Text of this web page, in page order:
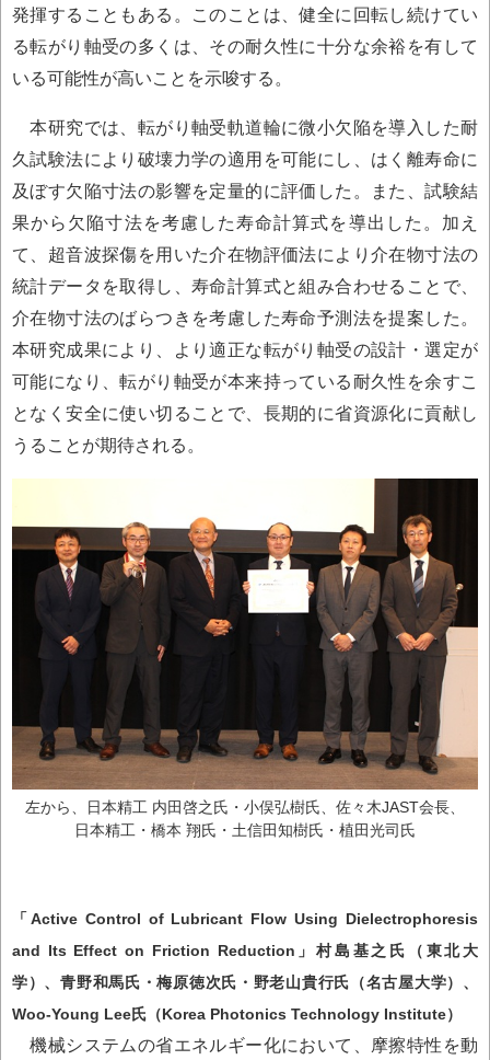
発揮することもある。このことは、健全に回転し続けてい
る転がり軸受の多くは、その耐久性に十分な余裕を有して
いる可能性が高いことを示唆する。
本研究では、転がり軸受軌道輪に微小欠陥を導入した耐
久試験法により破壊力学の適用を可能にし、はく離寿命に
及ぼす欠陥寸法の影響を定量的に評価した。また、試験結
果から欠陥寸法を考慮した寿命計算式を導出した。加え
て、超音波探傷を用いた介在物評価法により介在物寸法の
統計データを取得し、寿命計算式と組み合わせることで、
介在物寸法のばらつきを考慮した寿命予測法を提案した。
本研究成果により、より適正な転がり軸受の設計・選定が
可能になり、転がり軸受が本来持っている耐久性を余すこ
となく安全に使い切ることで、長期的に省資源化に貢献し
うることが期待される。
左から、日本精工 内田啓之氏・小俣弘樹氏、佐々木JAST会長、
日本精工・橋本 翔氏・土信田知樹氏・植田光司氏
「Active Control of Lubricant Flow Using Dielectrophoresis
and Its Effect on Friction Reduction」村島基之氏（東北大
学）、青野和馬氏・梅原徳次氏・野老山貴行氏（名古屋大学）、
Woo-Young Lee氏（Korea Photonics Technology Institute）
機械システムの省エネルギー化において、摩擦特性を動